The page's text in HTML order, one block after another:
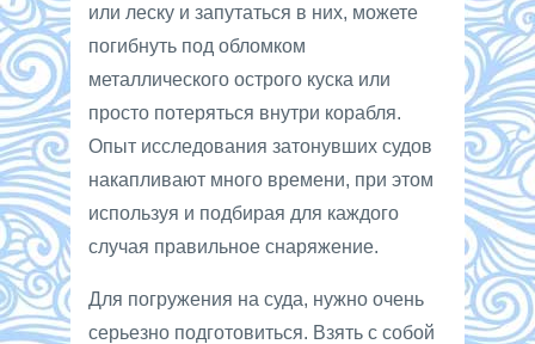
или леску и запутаться в них, можете
погибнуть под обломком
металлического острого куска или
просто потеряться внутри корабля.
Опыт исследования затонувших судов
накапливают много времени, при этом
используя и подбирая для каждого
случая правильное снаряжение.
Для погружения на суда, нужно очень
серьезно подготовиться. Взять с собой